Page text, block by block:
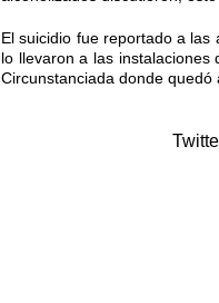
El suicidio fue reportado a
lo llevaron a las instalaciones
Circunstanciada donde quedó